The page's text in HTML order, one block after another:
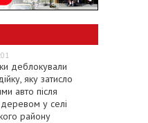
деблокували
яку затисло
авто після
деревом у селі
району